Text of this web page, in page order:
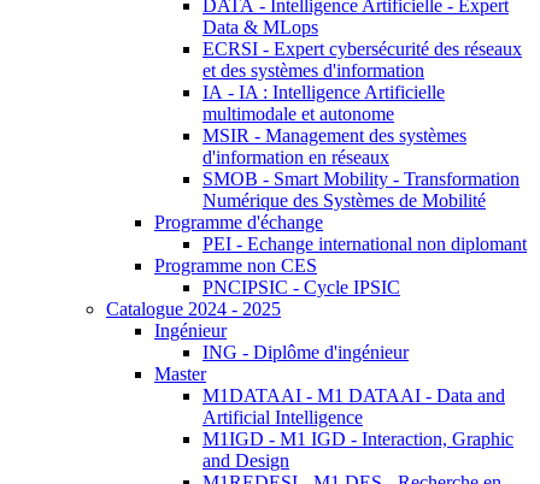
DATA - Intelligence Artificielle - Expert
Data & MLops
ECRSI - Expert cybersécurité des réseaux
et des systèmes d'information
IA - IA : Intelligence Artificielle
multimodale et autonome
MSIR - Management des systèmes
d'information en réseaux
SMOB - Smart Mobility - Transformation
Numérique des Systèmes de Mobilité
Programme d'échange
PEI - Echange international non diplomant
Programme non CES
PNCIPSIC - Cycle IPSIC
Catalogue 2024 - 2025
Ingénieur
ING - Diplôme d'ingénieur
Master
M1DATAAI - M1 DATAAI - Data and
Artificial Intelligence
M1IGD - M1 IGD - Interaction, Graphic
and Design